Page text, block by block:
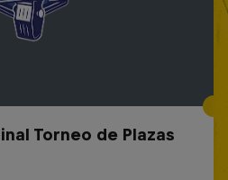
Torneo de Plazas